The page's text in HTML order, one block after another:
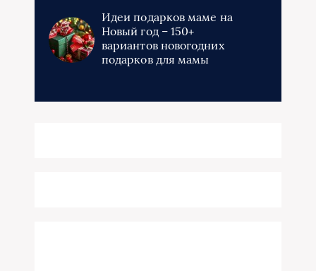
Идеи подарков маме на
Новый год – 150+
вариантов новогодних
подарков для мамы